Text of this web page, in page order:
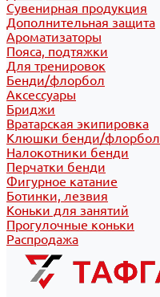
Сувенирная продукция
Дополнительная защита
Ароматизаторы
Пояса, подтяжки
Для тренировок
Бенди/флорбол
Аксессуары
Бриджи
Вратарская экипировка
Клюшки бенди/флорбол
Налокотники бенди
Перчатки бенди
Фигурное катание
Ботинки, лезвия
Коньки для занятий
Прогулочные коньки
Распродажа